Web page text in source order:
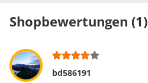
Shopbewertungen (1)
bd586191